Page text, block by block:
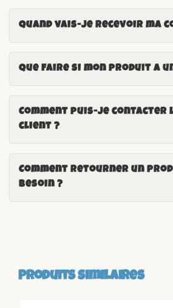
Quand vais-je recevoir ma
Que faire si mon produit a
Comment puis-je contacter
client ?
Comment retourner un
besoin ?
Produits similaires